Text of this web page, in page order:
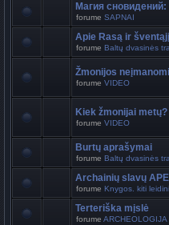
Магия сновидений:
forume SAPNAI
Apie Rasą ir
forume Baltų dvasinės
Žmonijos
forume VIDEO
Kiek žmonijai metų?
forume VIDEO
Burtų aprašymai
forume Baltų dvasinės
Archainių slavų
forume Knygos. kiti
Terteriška mįslė
forume